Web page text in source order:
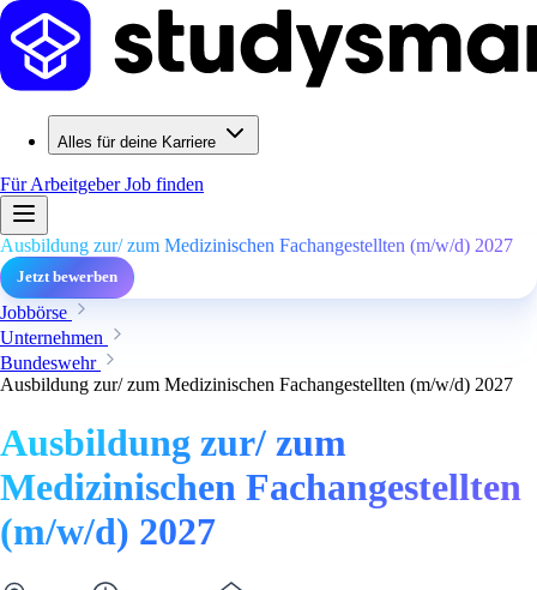
Alles für deine Karriere
Für ArbeitgeberJob finden
Ausbildung zur/ zum Medizinischen Fachangestellten (m/w/d) 2027
Jetzt bewerben
Jobbörse
Unternehmen
Bundeswehr
Ausbildung zur/ zum Medizinischen Fachangestellten (m/w/d) 2027
Ausbildung zur/ zum
Medizinischen Fachangestellten
(m/w/d) 2027